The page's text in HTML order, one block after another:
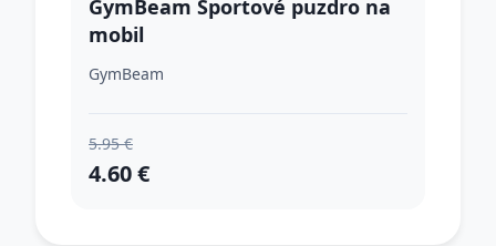
GymBeam Športové puzdro na
mobil
GymBeam
5.95 €
4.60 €